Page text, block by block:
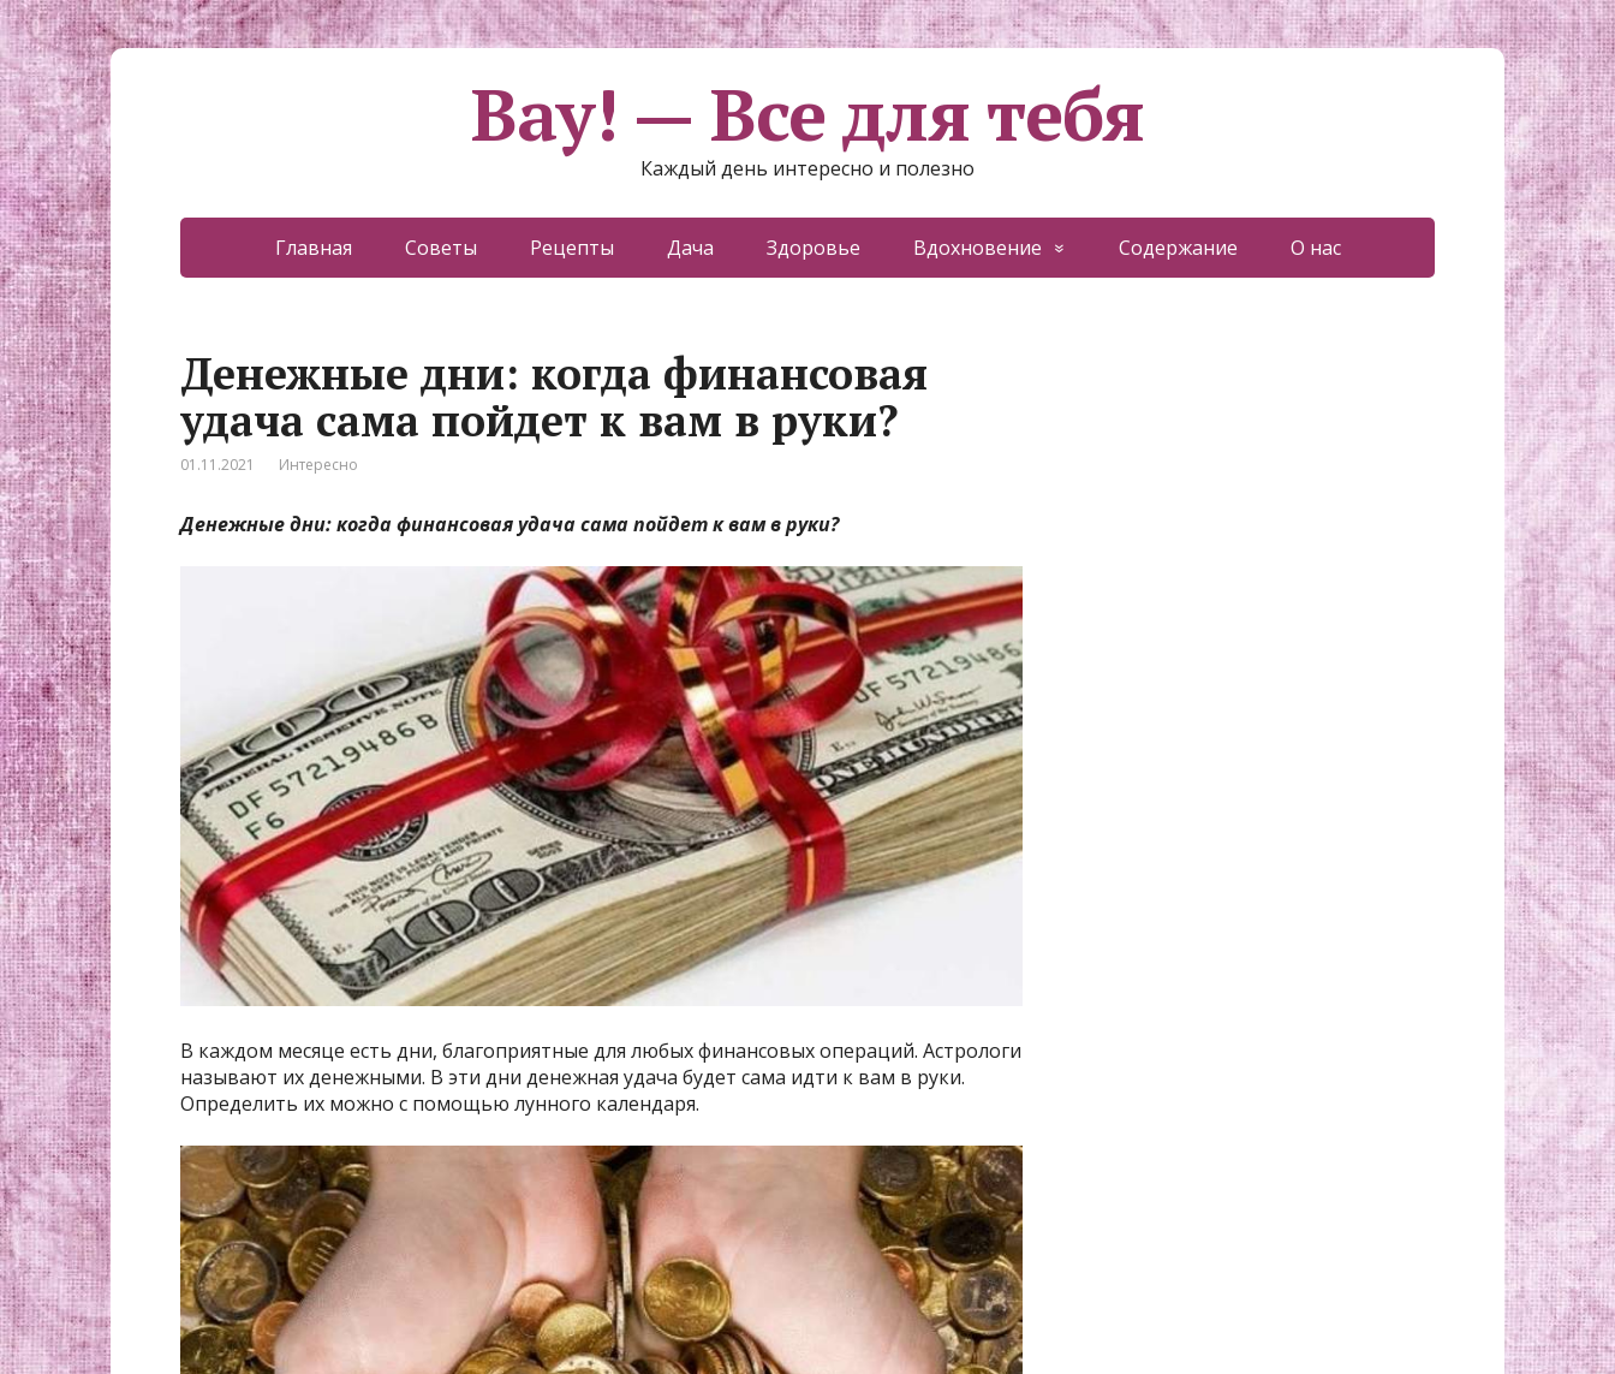
Вау! — Все для тебя
Каждый день интересно и полезно
Главная Советы Рецепты Дача Здоровье Вдохновение Содержание О нас
Денежные дни: когда финансовая
удача сама пойдет к вам в руки?
01.11.2021 Интересно
Денежные дни: когда финансовая удача сама пойдет к вам в руки?
В каждом месяце есть дни, благоприятные для любых финансовых операций. Астрологи
называют их денежными. В эти дни денежная удача будет сама идти к вам в руки.
Определить их можно с помощью лунного календаря.